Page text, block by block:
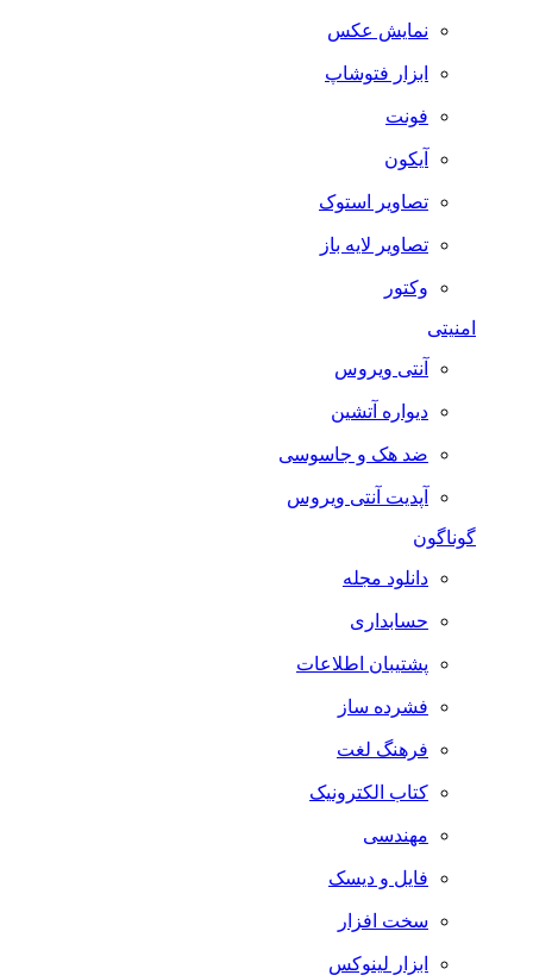
نمایش عکس
ابزار فتوشاپ
فونت
آیکون
تصاویر استوک
تصاویر لایه باز
وکتور
امنیتی
آنتی ویروس
دیواره آتشین
ضد هک و جاسوسی
آپدیت آنتی ویروس
گوناگون
دانلود مجله
حسابداری
پشتیبان اطلاعات
فشرده ساز
فرهنگ لغت
کتاب الکترونیک
مهندسی
فایل و دیسک
سخت افزار
ابزار لینوکس